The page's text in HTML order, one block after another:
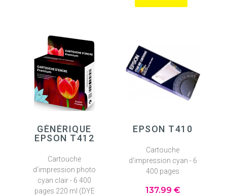
GÉNÉRIQUE
EPSON T412
Cartouche
d'impression photo
cyan clair - 6 400
pages 220 ml (DYE
EPSON T410
Cartouche
d'impression cyan - 6
400 pages
137.99 €